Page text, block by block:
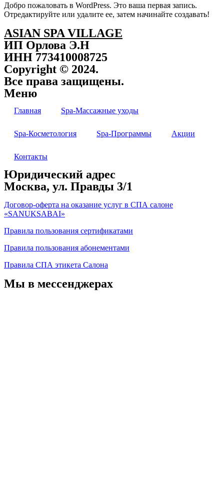
Добро пожаловать в WordPress. Это ваша первая запись.
Отредактируйте или удалите ее, затем начинайте создавать!
ASIAN SPA VILLAGE
ИП Орлова Э.Н
ИНН 773410008725
Copyright © 2024.
Все права защищены.
Меню
Главная Spa-Массажные уходы
Spa-Косметология Spa-Программы Акции
Контакты
Юридический адрес
Москва, ул. Правды 3/1
Договор-оферта на оказание услуг в СПА салоне
«SANUKSABAI»
Правила пользования сертификатами
Правила пользования абонементами
Правила СПА этикета Салона
Мы в мессенджерах